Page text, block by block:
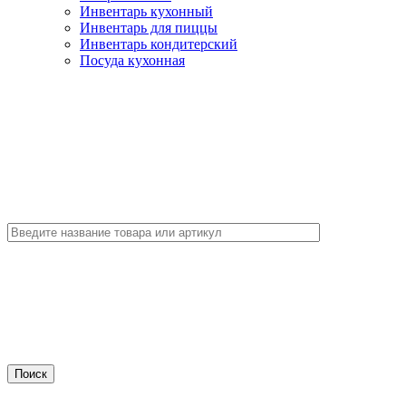
Инвентарь кухонный
Инвентарь для пиццы
Инвентарь кондитерский
Посуда кухонная